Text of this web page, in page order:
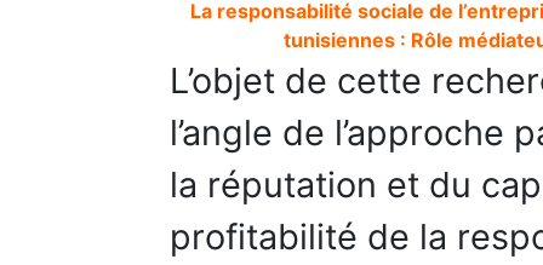
La responsabilité sociale de
tunisiennes : Rôle
L’objet de cette
l’angle de l’approche
la réputation et du
profitabilité de la